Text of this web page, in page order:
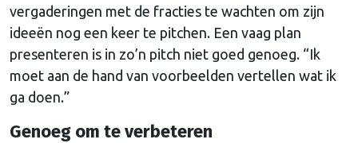
vergaderingen met de fracties te wachten om zijn
ideeën nog een keer te pitchen. Een vaag plan
presenteren is in zo’n pitch niet goed genoeg. “Ik
moet aan de hand van voorbeelden vertellen wat ik
ga doen.”
Genoeg om te verbeteren